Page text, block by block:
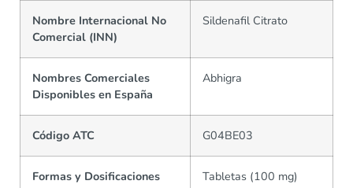
Nombre Internacional No
Comercial (INN)
Sildenafil Citrato
Nombres Comerciales
Disponibles en España
Abhigra
Código ATC G04BE03
Formas y Dosificaciones Tabletas (100 mg)